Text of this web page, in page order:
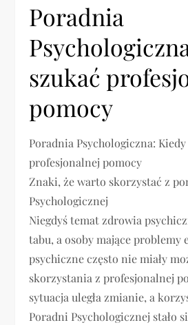
Poradnia
szukać
pomocy
Poradnia Psychologiczna:
profesjonalnej pomocy
Znaki, że warto skorzystać z
Psychologicznej
Niegdyś temat zdrowia
tabu, a osoby mające problemy
psychiczne często nie miały
skorzystania z profesjonalnej
sytuacja uległa zmianie, a
Poradni Psychologicznej stało